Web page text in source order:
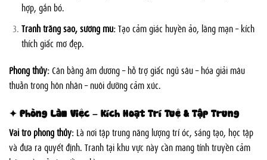
hợp, gắn bó.
Tranh trăng sao, sương mù:Tạo cảm giác huyền ảo, lãng mạn – kích
thích giấc mơ đẹp.
Phong thủy:Cân bằng âm dương – hỗ trợ giấc ngủ sâu – hóa giải mâu
thuẫn trong hôn nhân – nuôi dưỡng cảm xúc.
✦ Phòng Làm Việc – Kích Hoạt Trí Tuệ & Tập Trung
Vai trò phong thủy: Là nơi tập trung năng lượng trí óc, sáng tạo, học tập
và đưa ra quyết định. Tranh tại khu vực này cần mang tính truyền cảm